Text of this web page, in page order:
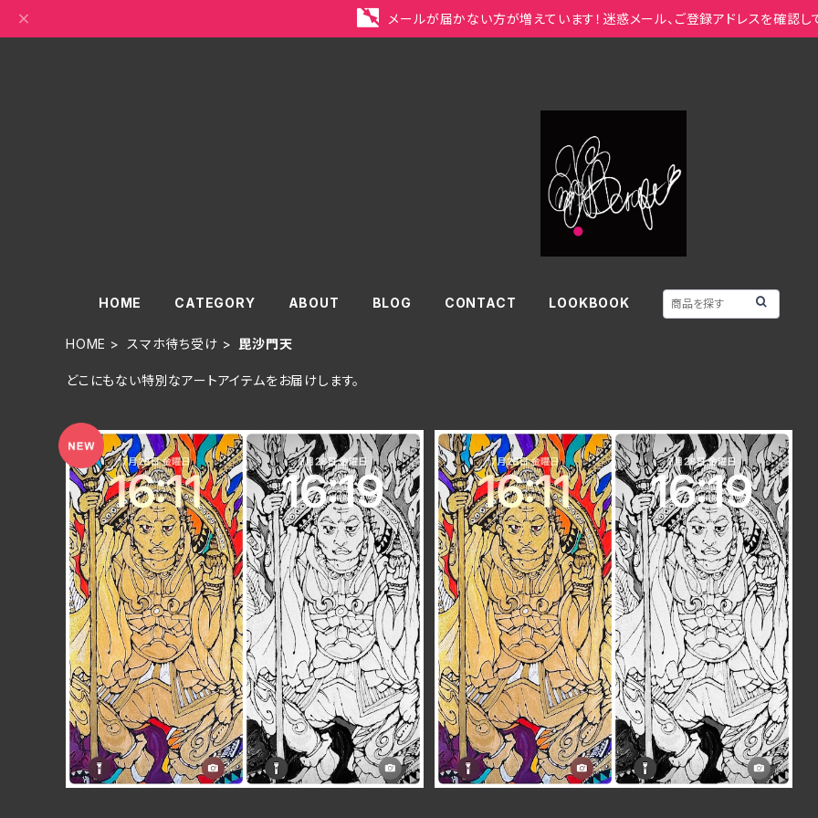
メールが届かない方が増えています！迷惑メール、ご登録アドレスを確認し
HOME CATEGORY ABOUT BLOG CONTACT LOOKBOOK
HOME スマホ待ち受け 毘沙門天
どこにもない特別なアートアイテムをお届けします。
【PCダウンロード用】カラー＆白黒2枚セット毘沙門天待
ち受けイラスト スマホ壁紙 開運・幸運・金運・福徳・
勝利・無病息災の神様
¥350
【iPhone＆スマホ用】カラー＆白黒2枚セット毘沙門天
待ち受けイラスト スマホ壁紙 開運・幸運・金運・福
徳・勝利・無病息災の神様
¥350